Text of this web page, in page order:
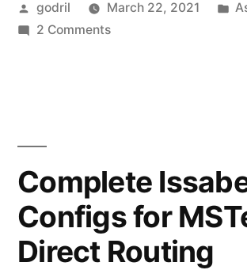
Issabel”
Posted
by
godril March 22, 2021
2 Commentson
Complete
Configs for
Direct Routing